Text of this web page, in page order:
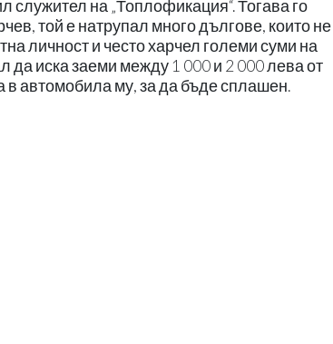
служител на „Топлофикация“. Тогава го
той е натрупал много дългове, които не
личност и често харчел големи суми на
иска заеми между 1 000 и 2 000 лева от
автомобила му, за да бъде сплашен.